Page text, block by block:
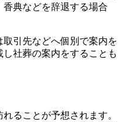
典などを辞退する場合
引先などへ個別で案内を
社葬の案内をすることも
ることが予想されます。